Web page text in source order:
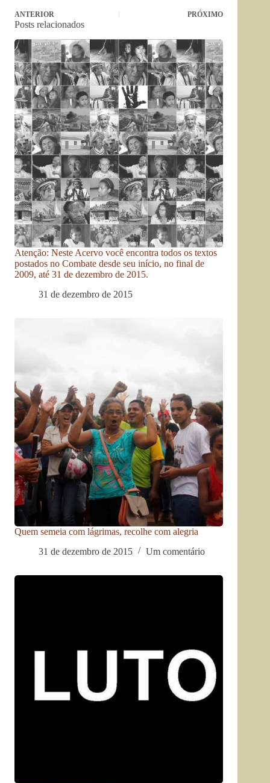
ANTERIOR PRÓXIMO
Posts relacionados
Atenção: Neste Acervo você encontra todos os textos
postados no Combate desde seu início, no final de
2009, até 31 de dezembro de 2015.
31 de dezembro de 2015
Quem semeia com lágrimas, recolhe com alegria
31 de dezembro de 2015
Um comentário